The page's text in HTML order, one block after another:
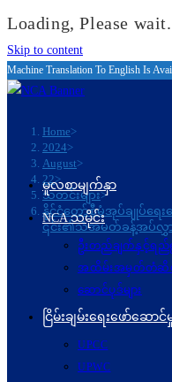
Loading, Please
Skip to content
Machine Translation To English Is
Home>
2024>
August>
22>
သတင်းများ>
နိုင်ငံတော်စီမံအုပ်ချုပ်ရေ
၎င်း၏သံအမတ်ခန့်အပ်လွှာ
မူလစာမျက်နှာ
NCA သမိုင်း
ဦးတည်ချက်နှင့်ရ
အထိမ်းအမှတ်တံဆိပ်
ဆောင်ပုဒ်များ
ငြိမ်းချမ်းရေးဖော်‌ဆောင်
UPCC
UPWC